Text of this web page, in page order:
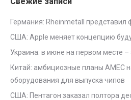
Германия: Rheinmetall представил
США: Apple меняет концепцию
Украина: в июне на первом месте
Китай: амбициозные планы AMEC
оборудования для выпуска чипов
США: Пентагон заказал полтора